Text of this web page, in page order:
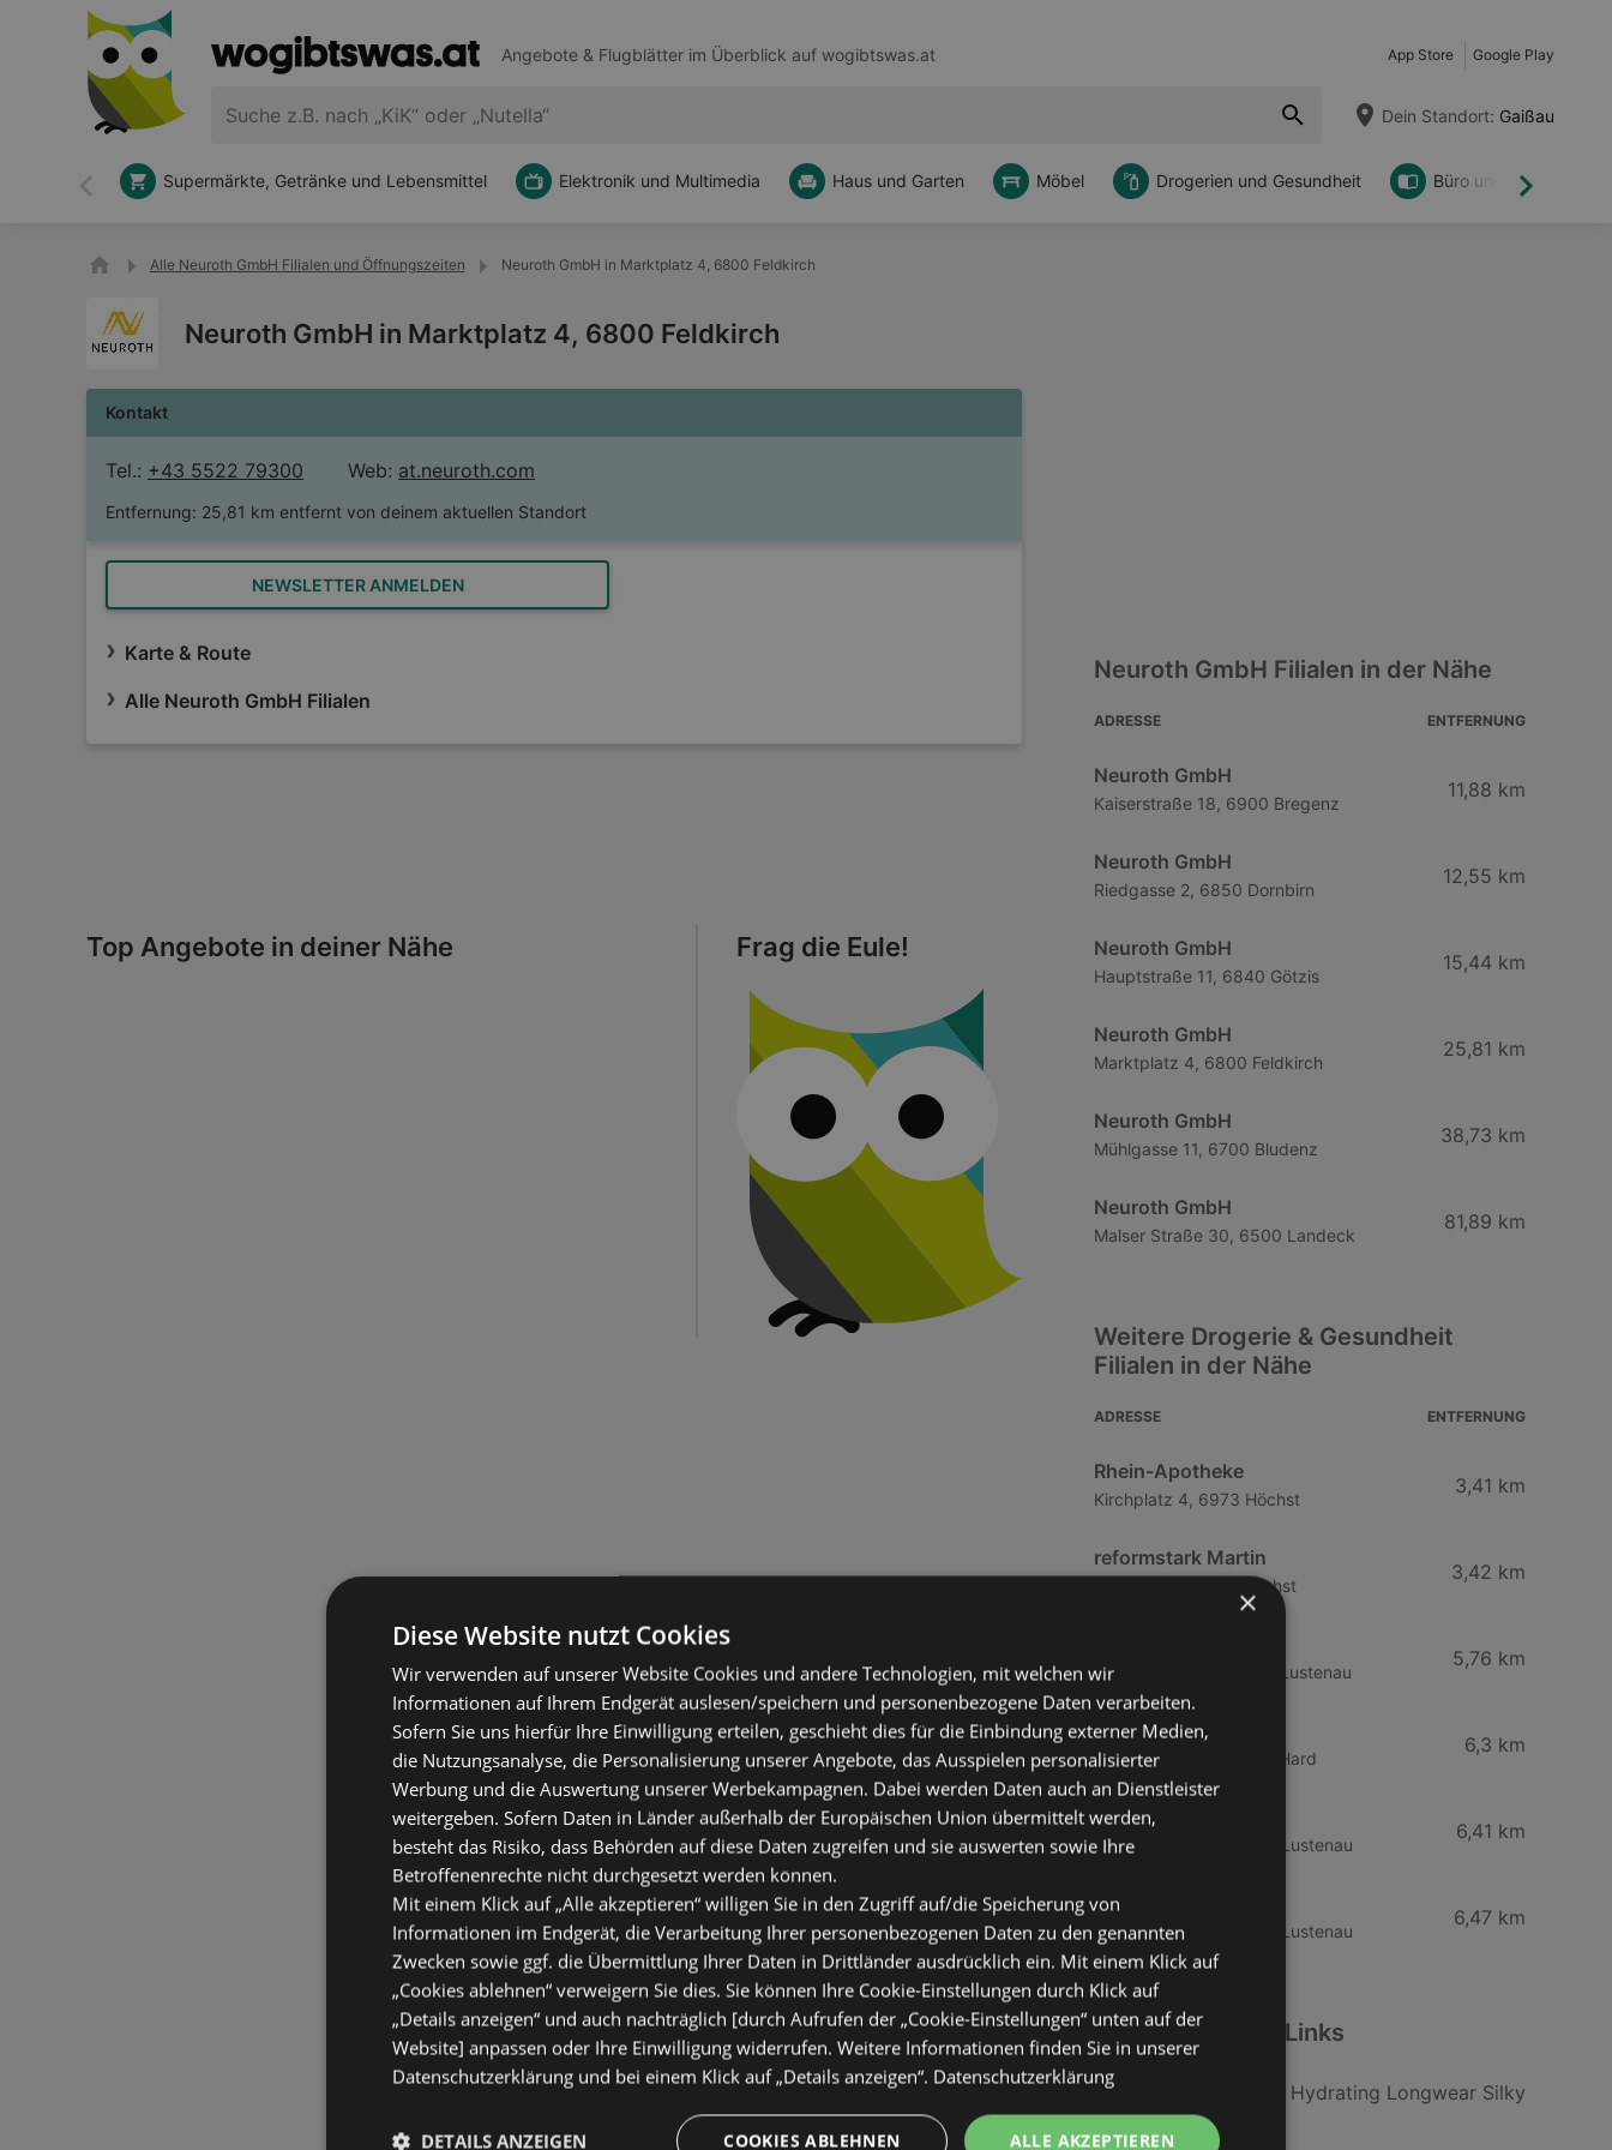
Angebote & Flugblätter im Überblick auf wogibtswas.at App Store Google Play
Dein Standort: Gaißau
Zurück Weiter
Supermärkte, Getränke und Lebensmittel Elektronik und Multimedia Haus und Garten Möbel Drogerien und Gesundheit Büro und DIY
Alle Neuroth GmbH Filialen und Öffnungszeiten Neuroth GmbH in Marktplatz 4, 6800 Feldkirch
Neuroth GmbH in Marktplatz 4, 6800 Feldkirch
Kontakt
Tel.: +43 5522 79300 Web: at.neuroth.com
Entfernung: 25,81 km entfernt von deinem aktuellen Standort
NEWSLETTER ANMELDEN
Karte & Route
Alle Neuroth GmbH Filialen
Top Angebote in deiner Nähe Frag die Eule!
Neuroth GmbH Filialen in der Nähe
ADRESSE ENTFERNUNG
Neuroth GmbH
Kaiserstraße 18, 6900 Bregenz
11,88 km
Neuroth GmbH
Riedgasse 2, 6850 Dornbirn
12,55 km
Neuroth GmbH
Hauptstraße 11, 6840 Götzis
15,44 km
Neuroth GmbH
Marktplatz 4, 6800 Feldkirch
25,81 km
Neuroth GmbH
Mühlgasse 11, 6700 Bludenz
38,73 km
Neuroth GmbH
Malser Straße 30, 6500 Landeck
81,89 km
Weitere Drogerie & Gesundheit
Filialen in der Nähe
ADRESSE ENTFERNUNG
Rhein-Apotheke
Kirchplatz 4, 6973 Höchst
3,41 km
reformstark Martin
Kirchplatz 1, 6973 Höchst
3,42 km
Hofsteigstraße 1, 6890 Lustenau
5,76 km
dm drogerie markt
Rheinstraße 99b, 6971 Hard
6,3 km
Ihr dm friseurstudio
Kapellenstraße 1, 6890 Lustenau
6,41 km
dm drogerie markt
Kapellenstraße 1, 6890 Lustenau
6,47 km
Weiterführende Links
essence Concealer Hydrating Longwear Silky
Blur 90
×
Diese Website nutzt Cookies
Wir verwenden auf unserer Website Cookies und andere Technologien, mit welchen wir
Informationen auf Ihrem Endgerät auslesen/speichern und personenbezogene Daten verarbeiten.
Sofern Sie uns hierfür Ihre Einwilligung erteilen, geschieht dies für die Einbindung externer Medien,
die Nutzungsanalyse, die Personalisierung unserer Angebote, das Ausspielen personalisierter
Werbung und die Auswertung unserer Werbekampagnen. Dabei werden Daten auch an Dienstleister
weitergeben. Sofern Daten in Länder außerhalb der Europäischen Union übermittelt werden,
besteht das Risiko, dass Behörden auf diese Daten zugreifen und sie auswerten sowie Ihre
Betroffenenrechte nicht durchgesetzt werden können.
Mit einem Klick auf „Alle akzeptieren“ willigen Sie in den Zugriff auf/die Speicherung von
Informationen im Endgerät, die Verarbeitung Ihrer personenbezogenen Daten zu den genannten
Zwecken sowie ggf. die Übermittlung Ihrer Daten in Drittländer ausdrücklich ein. Mit einem Klick auf
„Cookies ablehnen“ verweigern Sie dies. Sie können Ihre Cookie-Einstellungen durch Klick auf
„Details anzeigen“ und auch nachträglich [durch Aufrufen der „Cookie-Einstellungen“ unten auf der
Website] anpassen oder Ihre Einwilligung widerrufen. Weitere Informationen finden Sie in unserer
Datenschutzerklärung und bei einem Klick auf „Details anzeigen“. Datenschutzerklärung
ALLE AKZEPTIEREN
COOKIES ABLEHNEN
DETAILS ANZEIGEN